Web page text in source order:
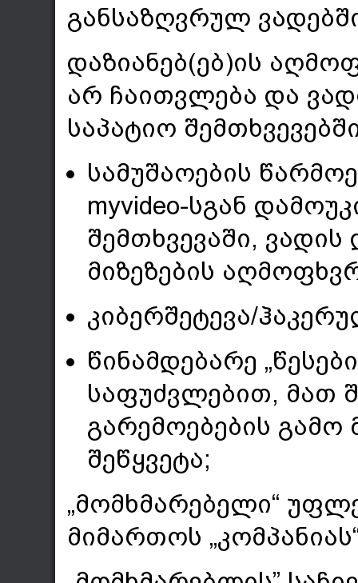
განსაზღვრულ
დაზიანებ(ებ)ის
არ ჩაითვლება და
საპატიო
სამუშაოების
myvideo-სგან
შემთხვევაში,
მიზეზების
კიბერშეტევა/
წინამდებარე
საფუძვლებით, მათ
გარემოებების გამო
შეწყვეტა;
„მომხმარებელი“
მიმართოს